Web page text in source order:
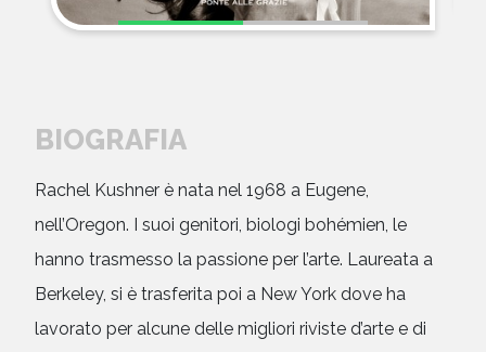
BIOGRAFIA
Rachel Kushner è nata nel 1968 a Eugene,
nell’Oregon. I suoi genitori, biologi bohémien, le
hanno trasmesso la passione per l’arte. Laureata a
Berkeley, si è trasferita poi a New York dove ha
lavorato per alcune delle migliori riviste d’arte e di